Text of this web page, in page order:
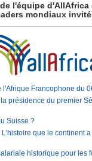
l'équipe d'AllAfrica
mondiaux
l'Afrique Francophone du
présidence du premier
Suisse ?
L'histoire que le continent
historique pour les